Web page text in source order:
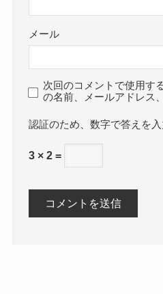
メール
次回のコメントで使用す
の名前、メールアドレス
数字で答えを
3 × 2 =